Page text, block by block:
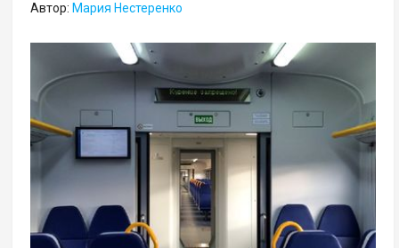
Автор: Мария Нестеренко